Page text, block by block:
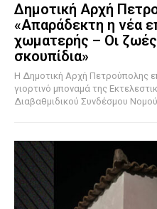
Δημοτική Αρχή
«Απαράδεκτη η νέα
χωματερής – Οι ζωές
σκουπίδια»
Η Δημοτική Αρχή Πετρούπολης
γιορτινό μποναμά της
Διαβαθμιδικού Συνδέσμου